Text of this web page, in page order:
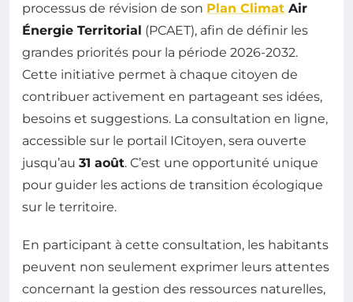
processus de révision de son Plan Climat Air
Énergie Territorial (PCAET), afin de définir les
grandes priorités pour la période 2026-2032.
Cette initiative permet à chaque citoyen de
contribuer activement en partageant ses idées,
besoins et suggestions. La consultation en ligne,
accessible sur le portail ICitoyen, sera ouverte
jusqu’au 31 août. C’est une opportunité unique
pour guider les actions de transition écologique
sur le territoire.
En participant à cette consultation, les habitants
peuvent non seulement exprimer leurs attentes
concernant la gestion des ressources naturelles,